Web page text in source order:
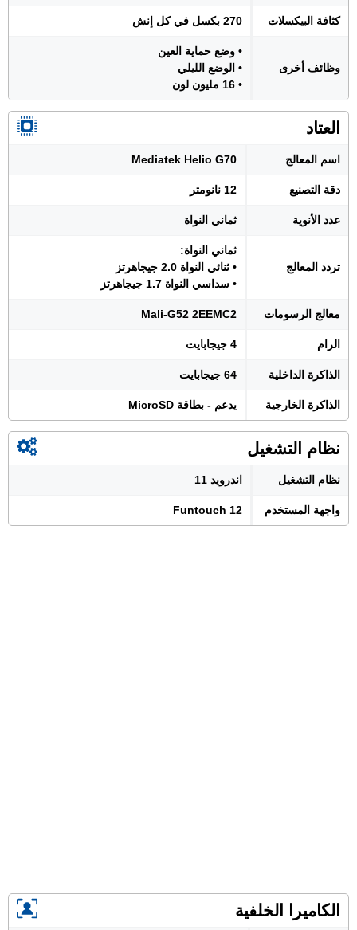
كثافة البيكسلات 270 بكسل في كل إنش
وظائف أخرى
• وضع حماية العين
• الوضع الليلي
• 16 مليون لون
العتاد
اسم المعالج Mediatek Helio G70
دقة التصنيع 12 نانومتر
عدد الأنوية ثماني النواة
تردد المعالج
ثماني النواة:
• ثنائي النواة 2.0 جيجاهرتز
• سداسي النواة 1.7 جيجاهرتز
معالج الرسومات Mali-G52 2EEMC2
الرام 4 جيجابايت
الذاكرة الداخلية 64 جيجابايت
الذاكرة الخارجية يدعم - بطاقة MicroSD
نظام التشغيل
نظام التشغيل اندرويد 11
واجهة المستخدم Funtouch 12
الكاميرا الخلفية